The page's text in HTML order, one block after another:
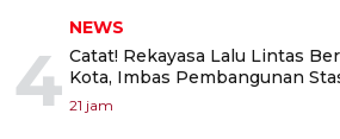
4
NEWS
Catat! Rekayasa Lalu Lintas
Kota, Imbas Pembangunan
21 jam